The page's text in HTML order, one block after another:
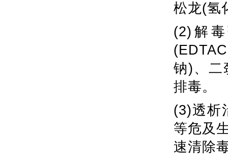
松龙(氢
(2)解
钠)、二
排毒。
(3)透析
等危及
速清除